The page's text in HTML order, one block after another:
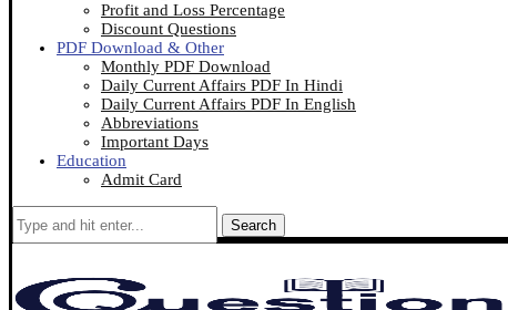
Profit and Loss Percentage
Discount Questions
PDF Download & Other
Monthly PDF Download
Daily Current Affairs PDF In Hindi
Daily Current Affairs PDF In English
Abbreviations
Important Days
Education
Admit Card
Search